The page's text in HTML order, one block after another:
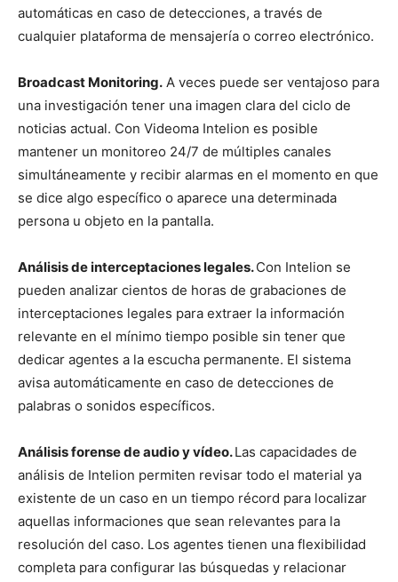
automáticas en caso de detecciones, a través de
cualquier plataforma de mensajería o correo electrónico.
Broadcast Monitoring. A veces puede ser ventajoso para
una investigación tener una imagen clara del ciclo de
noticias actual. Con Videoma Intelion es posible
mantener un monitoreo 24/7 de múltiples canales
simultáneamente y recibir alarmas en el momento en que
se dice algo específico o aparece una determinada
persona u objeto en la pantalla.
Análisis de interceptaciones legales.Con Intelion se
pueden analizar cientos de horas de grabaciones de
interceptaciones legales para extraer la información
relevante en el mínimo tiempo posible sin tener que
dedicar agentes a la escucha permanente. El sistema
avisa automáticamente en caso de detecciones de
palabras o sonidos específicos.
Análisis forense de audio y vídeo.Las capacidades de
análisis de Intelion permiten revisar todo el material ya
existente de un caso en un tiempo récord para localizar
aquellas informaciones que sean relevantes para la
resolución del caso. Los agentes tienen una flexibilidad
completa para configurar las búsquedas y relacionar